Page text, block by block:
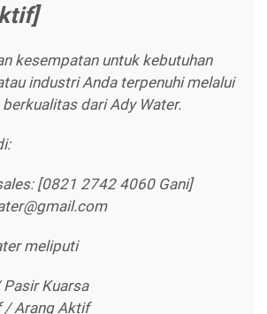
kesempatan untuk kebutuhan
industri Anda terpenuhi melalui
dari Ady Water.
[0821 2742 4060 Gani]
meliputi
Kuarsa
/ Arang Aktif